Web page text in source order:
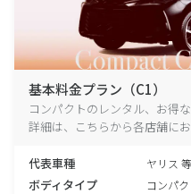
基本料金プラン（C1）
コンパクトのレンタル、お得
詳細は、こちらから各店舗にお
代表車種 ヤリス 等
ボディタイプ コンパク